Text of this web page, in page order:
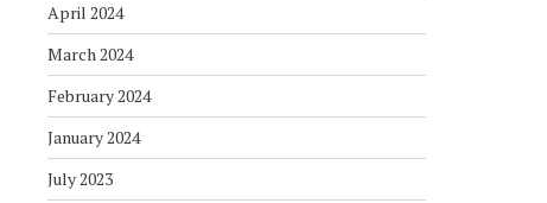
April 2024
March 2024
February 2024
January 2024
July 2023